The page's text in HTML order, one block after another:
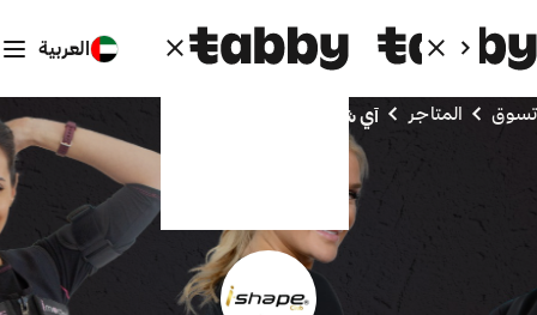
العربية
تسوق المتاجر آي شيب كلوب